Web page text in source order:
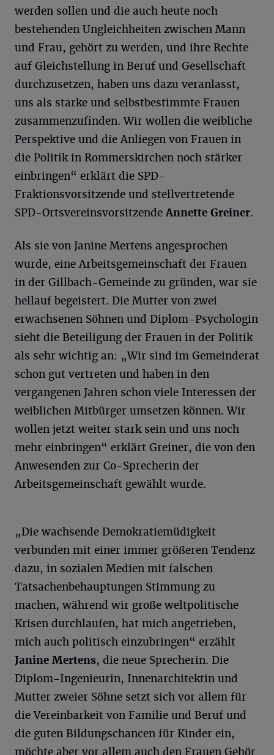
werden sollen und die auch heute noch
bestehenden Ungleichheiten zwischen Mann
und Frau, gehört zu werden, und ihre Rechte
auf Gleichstellung in Beruf und Gesellschaft
durchzusetzen, haben uns dazu veranlasst,
uns als starke und selbstbestimmte Frauen
zusammenzufinden. Wir wollen die weibliche
Perspektive und die Anliegen von Frauen in
die Politik in Rommerskirchen noch stärker
einbringen“ erklärt die SPD-
Fraktionsvorsitzende und stellvertretende
SPD-OrtsvereinsvorsitzendeAnnette Greiner.
Als sie von Janine Mertens angesprochen
wurde, eine Arbeitsgemeinschaft der Frauen
in der Gillbach-Gemeinde zu gründen, war sie
hellauf begeistert. Die Mutter von zwei
erwachsenen Söhnen und Diplom-Psychologin
sieht die Beteiligung der Frauen in der Politik
als sehr wichtig an: „Wir sind im Gemeinderat
schon gut vertreten und haben in den
vergangenen Jahren schon viele Interessen der
weiblichen Mitbürger umsetzen können. Wir
wollen jetzt weiter stark sein und uns noch
mehr einbringen“ erklärt Greiner, die von den
Anwesenden zur Co-Sprecherin der
Arbeitsgemeinschaft gewählt wurde.
„Die wachsende Demokratiemüdigkeit
verbunden mit einer immer größeren Tendenz
dazu, in sozialen Medien mit falschen
Tatsachenbehauptungen Stimmung zu
machen, während wir große weltpolitische
Krisen durchlaufen, hat mich angetrieben,
mich auch politisch einzubringen“ erzählt
Janine Mertens, die neue Sprecherin. Die
Diplom-Ingenieurin, Innenarchitektin und
Mutter zweier Söhne setzt sich vor allem für
die Vereinbarkeit von Familie und Beruf und
die guten Bildungschancen für Kinder ein,
möchte aber vor allem auch den Frauen Gehör